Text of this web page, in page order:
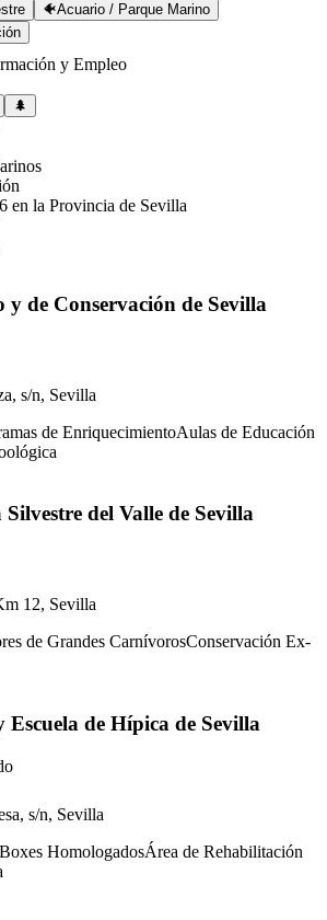
🐠Acuario / Parque Marino
y Empleo
🌲
6 en la Provincia de Sevilla
y de Conservación de Sevilla
s/n, Sevilla
de EnriquecimientoAulas de Educación
del Valle de Sevilla
12, Sevilla
de Grandes CarnívorosConservación Ex-
Escuela de Hípica de Sevilla
s/n, Sevilla
Boxes HomologadosÁrea de Rehabilitación